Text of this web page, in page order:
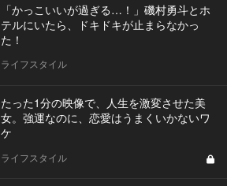
「かっこいいが過ぎる…！」磯村勇斗とホ
テルにいたら、ドキドキが止まらなかっ
た！
ライフスタイル
たった1分の映像で、人生を激変させた美
女。強運なのに、恋愛はうまくいかないワ
ケ
ライフスタイル